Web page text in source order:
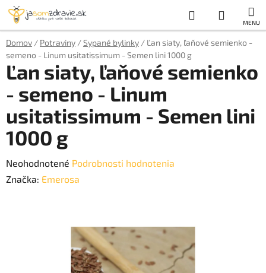
Prejsť
obsah
Hľadať
KOŠÍK
Domov / Potraviny /Sypané bylinky / Ľan siaty, ľaňové semienko -
semeno - Linum usitatissimum - Semen lini 1000 g
Ľan siaty, ľaňové semienko
- semeno - Linum
usitatissimum - Semen lini
1000 g
Priemerné
hodnotenie
Neohodnotené Podrobnosti hodnotenia
Značka: Emerosa